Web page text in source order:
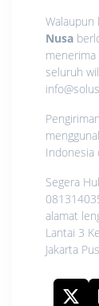
Walaupun
Nusa
seluruh
Indonesia
Segera
alamat
Lantai 3
Jakarta